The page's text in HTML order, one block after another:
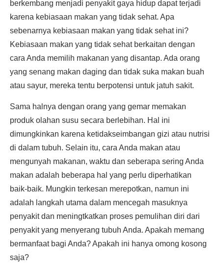
berkembang menjadi penyakit gaya hidup dapat terjadi
karena kebiasaan makan yang tidak sehat. Apa
sebenarnya kebiasaan makan yang tidak sehat ini?
Kebiasaan makan yang tidak sehat berkaitan dengan
cara Anda memilih makanan yang disantap. Ada orang
yang senang makan daging dan tidak suka makan buah
atau sayur, mereka tentu berpotensi untuk jatuh sakit.
Sama halnya dengan orang yang gemar memakan
produk olahan susu secara berlebihan. Hal ini
dimungkinkan karena ketidakseimbangan gizi atau nutrisi
di dalam tubuh. Selain itu, cara Anda makan atau
mengunyah makanan, waktu dan seberapa sering Anda
makan adalah beberapa hal yang perlu diperhatikan
baik-baik. Mungkin terkesan merepotkan, namun ini
adalah langkah utama dalam mencegah masuknya
penyakit dan meningtkatkan proses pemulihan diri dari
penyakit yang menyerang tubuh Anda. Apakah memang
bermanfaat bagi Anda? Apakah ini hanya omong kosong
saja?